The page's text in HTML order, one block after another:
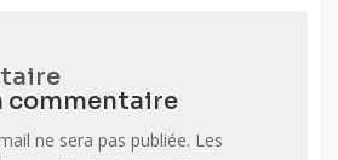
commentaire
ne sera pas publiée. Les